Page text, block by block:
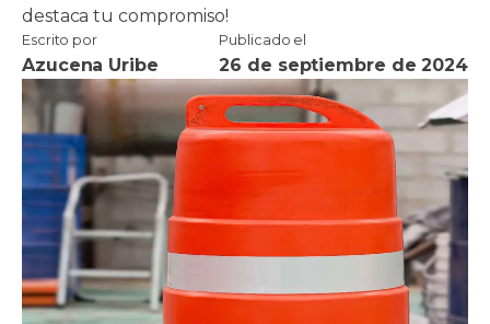
destaca tu compromiso!
Escrito por
Azucena Uribe
Publicado el
26 de septiembre de 2024